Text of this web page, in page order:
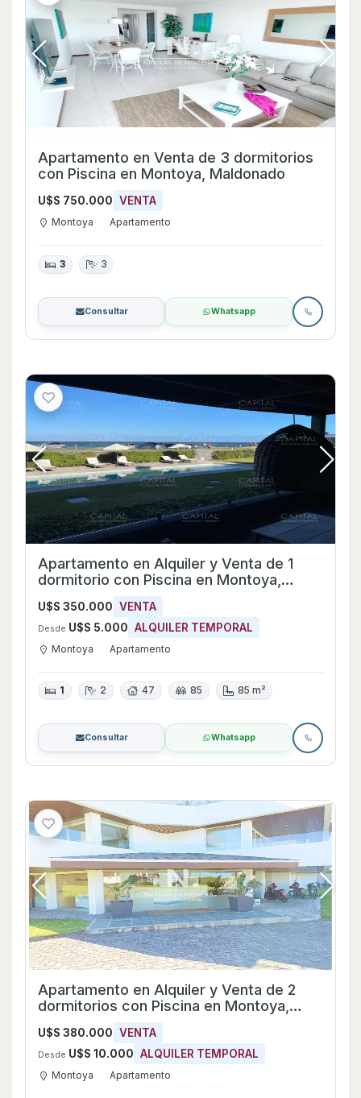
Apartamento en Venta de 3 dormitorios
con Piscina en Montoya, Maldonado
U$S 750.000 VENTA
Montoya Apartamento
3 3
Consultar Whatsapp
Apartamento en Alquiler y Venta de 1
dormitorio con Piscina en Montoya,
Maldonado
U$S 350.000 VENTA
Desde U$S 5.000 ALQUILER TEMPORAL
Montoya Apartamento
1 2 47 85 85 m²
Consultar Whatsapp
Apartamento en Alquiler y Venta de 2
dormitorios con Piscina en Montoya,
Maldonado
U$S 380.000 VENTA
Desde U$S 10.000 ALQUILER TEMPORAL
Montoya Apartamento